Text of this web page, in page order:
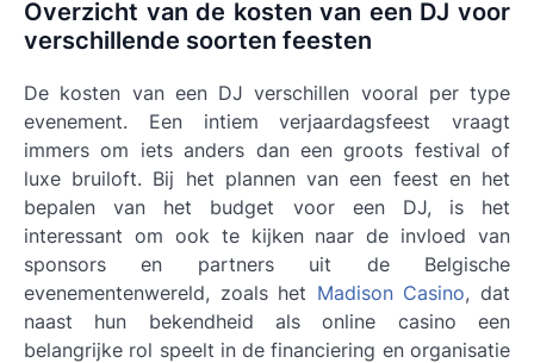
Overzicht van de kosten van een DJ voor
verschillende soorten feesten
De kosten van een DJ verschillen vooral per type
evenement. Een intiem verjaardagsfeest vraagt
immers om iets anders dan een groots festival of
luxe bruiloft. Bij het plannen van een feest en het
bepalen van het budget voor een DJ, is het
interessant om ook te kijken naar de invloed van
sponsors en partners uit de Belgische
evenementenwereld, zoals het Madison Casino, dat
naast hun bekendheid als online casino een
belangrijke rol speelt in de financiering en organisatie